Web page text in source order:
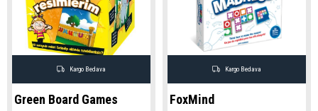
Green Board Games
Kargo Bedava
FoxMind
Kargo Bedava